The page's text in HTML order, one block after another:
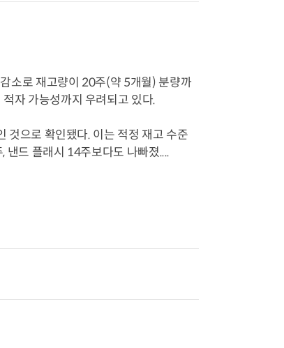
소로 재고량이 20주(약 5개월) 분량까
자 가능성까지 우려되고 있다.
것으로 확인됐다. 이는 적정 재고 수준
낸드 플래시 14주보다도 나빠졌....